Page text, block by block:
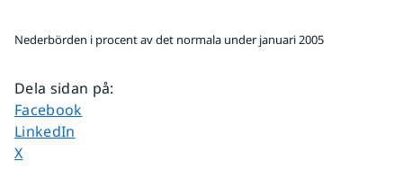
Nederbörden i procent av det normala under januari 2005
Dela sidan på:
Dela sidan på
Facebook
Dela sidan på
LinkedIn
Dela sidan på
X